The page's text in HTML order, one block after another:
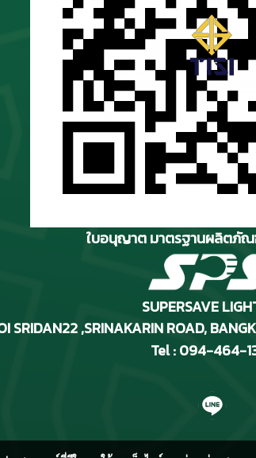
ใบอนุญาต มาตรฐานผลิตภั
SUPERSAVE
SRIDAN22 ,SRINAKARIN ROAD,
Tel : 094-464-